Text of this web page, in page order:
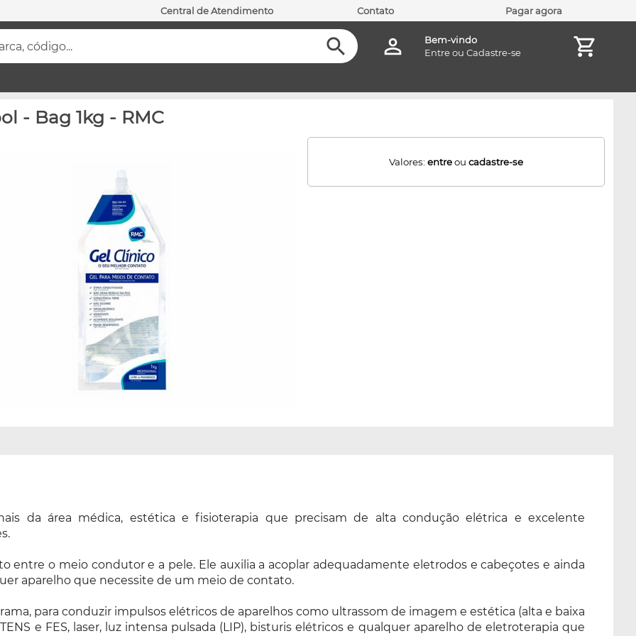
Central de Atendimento Contato Pagar agora
código...
Bem-vindo
Entreou Cadastre-se
- Bag 1kg - RMC
Valores:entreoucadastre-se
da área médica, estética e fisioterapia que precisam de alta condução elétrica e excelente
entre o meio condutor e a pele. Ele auxilia a acoplar adequadamente eletrodos e cabeçotes e ainda
aparelho que necessite de um meio de contato.
para conduzir impulsos elétricos de aparelhos como ultrassom de imagem e estética (alta e baixa
e FES, laser, luz intensa pulsada (LIP), bisturis elétricos e qualquer aparelho de eletroterapia que